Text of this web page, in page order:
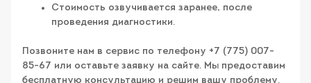
Стоимость озвучивается заранее, после
проведения диагностики.
Позвоните нам в сервис по телефону +7 (775) 007-
85-67 или оставьте заявку на сайте. Мы предоставим
бесплатную консультацию и решим вашу проблему.